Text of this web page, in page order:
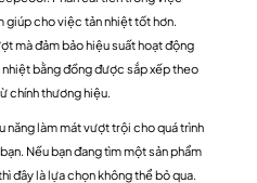
giúp cho việc tản nhiệt tốt hơn.
mà đảm bảo hiệu suất hoạt động
bằng đồng được sắp xếp theo
chính thương hiệu.
năng làm mát vượt trội cho quá trình
Nếu bạn đang tìm một sản phẩm
đây là lựa chọn không thể bỏ qua.